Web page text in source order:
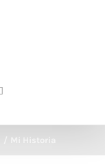
Mi Historia